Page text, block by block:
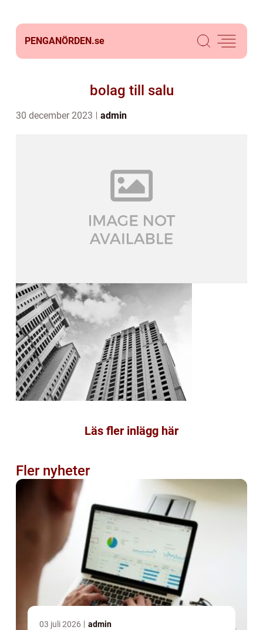
PENGANÖRDEN.se
bolag till salu
30 december 2023 admin
Läs fler inlägg här
Fler nyheter
03 juli 2026 admin